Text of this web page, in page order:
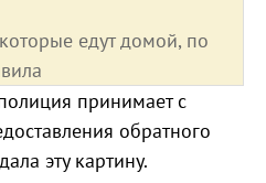
едут домой, по
принимает с
обратного
эту картину.